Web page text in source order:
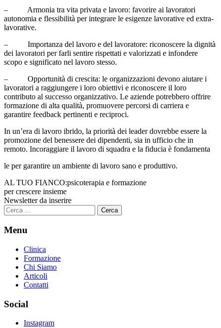
– Armonia tra vita privata e lavoro: favorire ai lavoratori
autonomia e flessibilità per integrare le esigenze lavorative ed extra-
lavorative.
– Importanza del lavoro e del lavoratore: riconoscere la dignità
dei lavoratori per farli sentire rispettati e valorizzati e infondere
scopo e significato nel lavoro stesso.
– Opportunità di crescita: le organizzazioni devono aiutare i
lavoratori a raggiungere i loro obiettivi e riconoscere il loro
contributo al successo organizzativo. Le aziende potrebbero offrire
formazione di alta qualità, promuovere percorsi di carriera e
garantire feedback pertinenti e reciproci.
In un’era di lavoro ibrido, la priorità dei leader dovrebbe essere la
promozione del benessere dei dipendenti, sia in ufficio che in
remoto. Incoraggiare il lavoro di squadra e la fiducia è fondamenta
le per garantire un ambiente di lavoro sano e produttivo.
AL TUO FIANCO:psicoterapia e formazione
per crescere insieme
Newsletter da inserire
Ricerca
per:
Menu
Clinica
Formazione
Chi Siamo
Articoli
Contatti
Social
Instagram